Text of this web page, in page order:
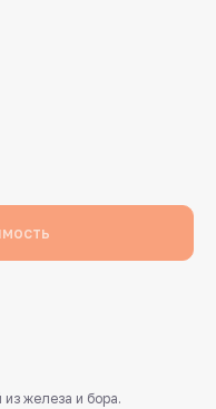
железа и бора.